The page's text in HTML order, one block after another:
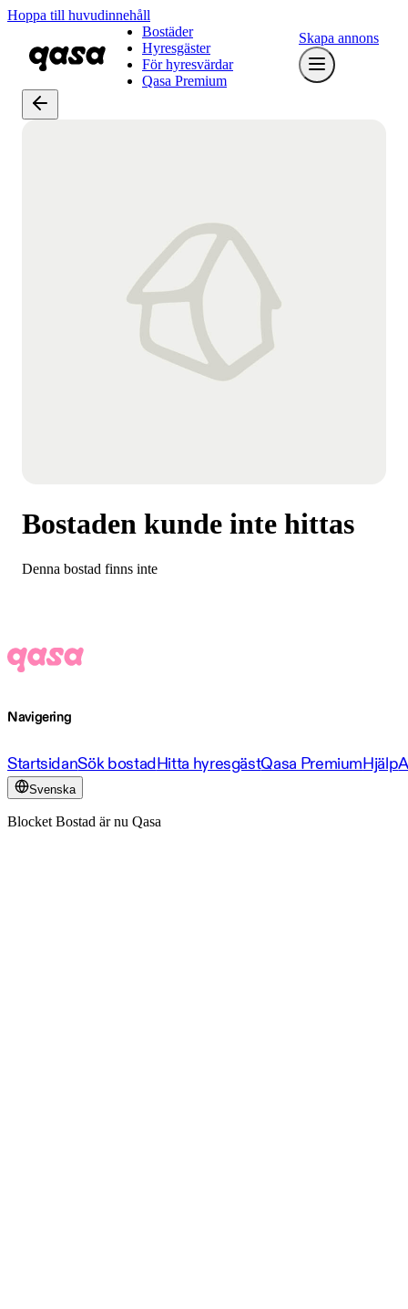
Hoppa till huvudinnehåll
Bostäder
Hyresgäster
För hyresvärdar
Qasa Premium
Skapa annons
Bostaden kunde inte hittas
Denna bostad finns inte
Navigering
StartsidanSök bostadHitta hyresgästQasa PremiumHjälp
Svenska
Blocket Bostad är nu Qasa